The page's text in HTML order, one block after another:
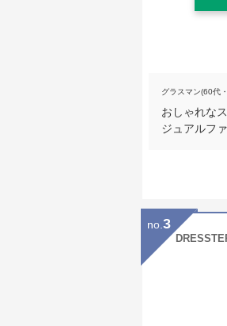
グラスマン(60代
おしゃれな
ジュアルフ
no. 3